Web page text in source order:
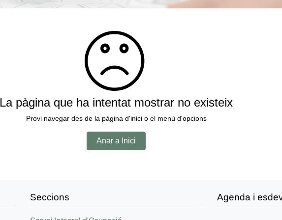
La pàgina que ha intentat mostrar no existeix
Provi navegar des de la pàgina d'inici o el menú d'opcions
Anar a Inici
Seccions Agenda i